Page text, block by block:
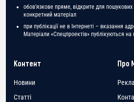
обов'язкове пряме, відкрите для
конкретний матеріал
при публікації не в Інтернеті – вказання
Матеріали «Спецпроектів» публікуються
Контент
Новини
Статті
Про